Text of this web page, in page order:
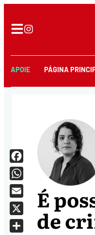
APOIE PÁGINA
É
de
Facebook
WhatsApp
Email
X